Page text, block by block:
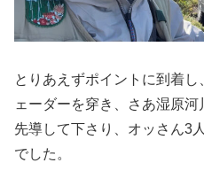
とりあえずポイントに到着
ェーダーを穿き、さあ湿原
先導して下さり、オッさん3
でした。